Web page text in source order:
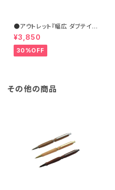
●アウトレット『幅広 ダブテイル
スクレーパー 31×6.5mm』【ST
ARTER】ターニングツール ハイ
ス鋼 旋盤用刃物 ウッドターニン
グ 訳あり
¥3,850
30%OFF
その他の商品